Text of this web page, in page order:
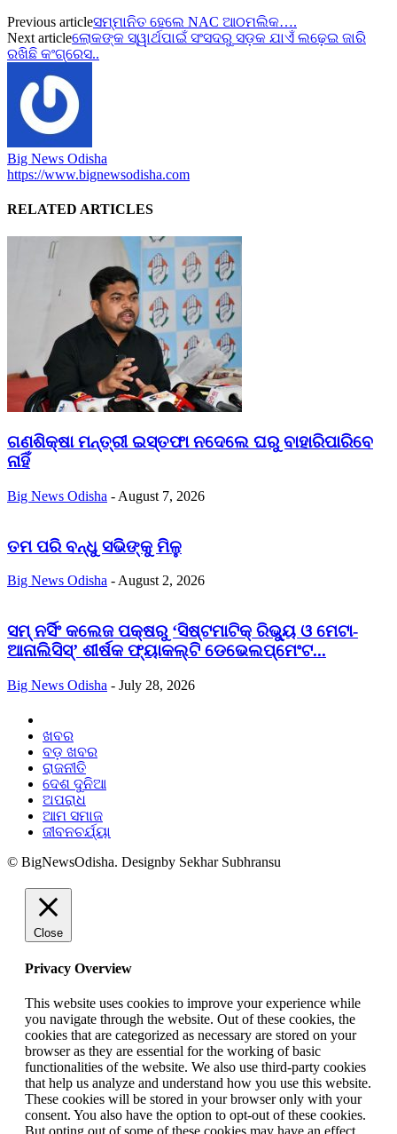
Previous articleସମ୍ମାନିତ ହେଲେ NAC ଆଠମଲିକ….
Next articleଲୋକଙ୍କ ସ୍ୱାର୍ଥପାଇଁ ସଂସଦରୁ ସଡ଼କ ଯାଏଁ ଲଢ଼େଇ ଜାରି
ରଖିଛି କଂଗ୍ରେସ..
Big News Odisha
https://www.bignewsodisha.com
RELATED ARTICLES
ଗଣଶିକ୍ଷା ମନ୍ତ୍ରୀ ଇସ୍ତଫା ନଦେଲେ ଘରୁ ବାହାରିପାରିବେ
ନାହିଁ
Big News Odisha - August 7, 2026
ତମ ପରି ବନ୍ଧୁ ସଭିଙ୍କୁ ମିଳୁ
Big News Odisha - August 2, 2026
ସମ୍ ନର୍ସିଂ କଲେଜ ପକ୍ଷରୁ ‘ସିଷ୍ଟମାଟିକ୍ ରିଭ୍ୟୁ ଓ ମେଟା-
ଆନାଲିସିସ୍‌’ ଶୀର୍ଷକ ଫ୍ୟାକଲ୍ଟି ଡେଭେଲପ୍‌ମେଂଟ...
Big News Odisha - July 28, 2026
ଖବର
ବଡ଼ ଖବର
ରାଜନୀତି
ଦେଶ ଦୁନିଆ
ଅପରାଧ
ଆମ ସମାଜ
ଜୀବନଚର୍ଯ୍ୟା
© BigNewsOdisha. Designby Sekhar Subhransu
Close
Privacy Overview
This website uses cookies to improve your experience while
you navigate through the website. Out of these cookies, the
cookies that are categorized as necessary are stored on your
browser as they are essential for the working of basic
functionalities of the website. We also use third-party cookies
that help us analyze and understand how you use this website.
These cookies will be stored in your browser only with your
consent. You also have the option to opt-out of these cookies.